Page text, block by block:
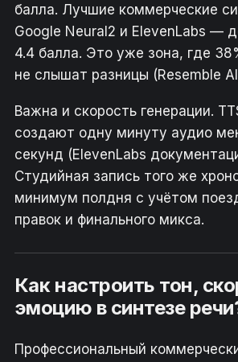
балла. Лучшие коммерческие
Google Neural2 и ElevenLabs —
4.4 балла. Это уже зона, где
не слышат разницы (Resemble
Важна и скорость генерации.
создают одну минуту аудио
секунд (ElevenLabs
Студийная запись того же
минимум полдня с учётом
правок и финального микса.
Как настроить тон,
эмоцию в синтезе
Профессиональный